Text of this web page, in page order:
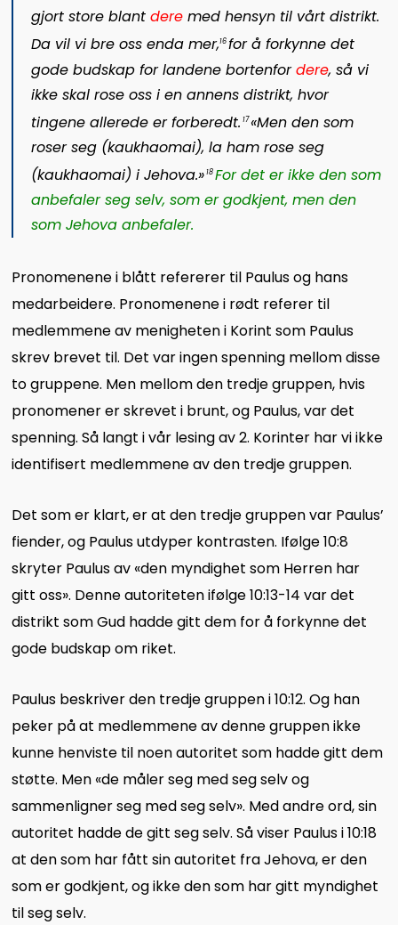
gjort store blantdere med hensyn til vårt distrikt.
Da vil vi bre oss enda mer,16 for å forkynne det
gode budskap for landene bortenfordere, så vi
ikke skal rose oss i en annens distrikt, hvor
tingene allerede er forberedt. 17«Men den som
roser seg (kaukhaomai), la ham rose seg
(kaukhaomai) i Jehova.»18 For det er ikke den som
anbefaler seg selv, som er godkjent, men den
som Jehova anbefaler.
Pronomenene i blått refererer til Paulus og hans
medarbeidere. Pronomenene i rødt referer til
medlemmene av menigheten i Korint som Paulus
skrev brevet til. Det var ingen spenning mellom disse
to gruppene. Men mellom den tredje gruppen, hvis
pronomener er skrevet i brunt, og Paulus, var det
spenning. Så langt i vår lesing av 2. Korinter har vi ikke
identifisert medlemmene av den tredje gruppen.
Det som er klart, er at den tredje gruppen var Paulus’
fiender, og Paulus utdyper kontrasten. Ifølge 10:8
skryter Paulus av «den myndighet som Herren har
gitt oss». Denne autoriteten ifølge 10:13-14 var det
distrikt som Gud hadde gitt dem for å forkynne det
gode budskap om riket.
Paulus beskriver den tredje gruppen i 10:12. Og han
peker på at medlemmene av denne gruppen ikke
kunne henviste til noen autoritet som hadde gitt dem
støtte. Men «de måler seg med seg selv og
sammenligner seg med seg selv». Med andre ord, sin
autoritet hadde de gitt seg selv. Så viser Paulus i 10:18
at den som har fått sin autoritet fra Jehova, er den
som er godkjent, og ikke den som har gitt myndighet
til seg selv.